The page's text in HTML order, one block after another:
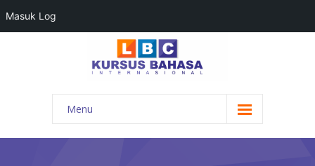
Menu
HOME
Masuk Log